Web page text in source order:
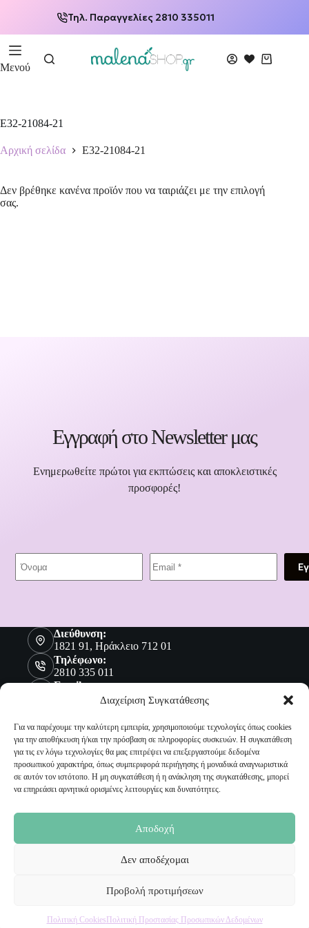
Διαχείριση Συγκατάθεσης
Για να παρέχουμε την καλύτερη εμπειρία, χρησιμοποιούμε τεχνολογίες όπως cookies
για την αποθήκευση ή/και την πρόσβαση σε πληροφορίες συσκευών. Η συγκατάθεση
για τις εν λόγω τεχνολογίες θα μας επιτρέψει να επεξεργαστούμε δεδομένα
προσωπικού χαρακτήρα, όπως συμπεριφορά περιήγησης ή μοναδικά αναγνωριστικά
σε αυτόν τον ιστότοπο. Η μη συγκατάθεση ή η ανάκληση της συγκατάθεσης, μπορεί
να επηρεάσει αρνητικά ορισμένες λειτουργίες και δυνατότητες.
Αποδοχή
Δεν αποδέχομαι
Προβολή προτιμήσεων
Πολιτική Cookies Πολιτική Προστασίας Προσωπικών Δεδομένων
Τηλ. Παραγγελίες 2810 335011
Μενού
E32-21084-21
Αρχική σελίδα E32-21084-21
Δεν βρέθηκε κανένα προϊόν που να ταιριάζει με την επιλογή
σας.
Εγγραφή στο Newsletter μας
Ενημερωθείτε πρώτοι για εκπτώσεις και αποκλειστικές
προσφορές!
Διεύθυνση:
1821 91, Ηράκλειο 712 01
Τηλέφωνο:
2810 335 011
Email:
sales@malenashop.gr
Πληροφορίες
Όροι Χρήσης
Πολιτική Προστασίας Προσωπικών Δεδομένων
Αποστολή Προϊόντων
Ο Λογαριασμός μου
Τα Αγαπημένα μου